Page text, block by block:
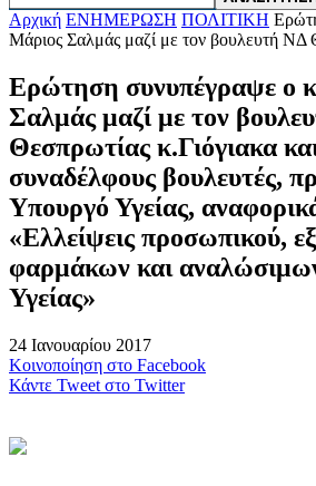
Αρχική ΕΝΗΜΕΡΩΣΗ ΠΟΛΙΤΙΚΗ
Μάριος Σαλμάς μαζί με τον βουλευτή ΝΔ
Ερώτηση συνυπέγραψε ο
Σαλμάς μαζί με τον
Θεσπρωτίας κ.Γιόγιακα
συναδέλφους βουλευτές,
Υπουργό Υγείας,
«Ελλείψεις προσωπικού,
φαρμάκων και
Υγείας»
24 Ιανουαρίου 2017
Κοινοποίηση στο Facebook
Κάντε Tweet στο Twitter